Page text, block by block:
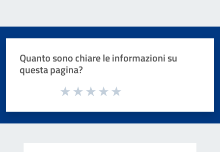
Quanto sono chiare le informazioni su
questa pagina?
Valuta da 1 a 5 stelle la pagina